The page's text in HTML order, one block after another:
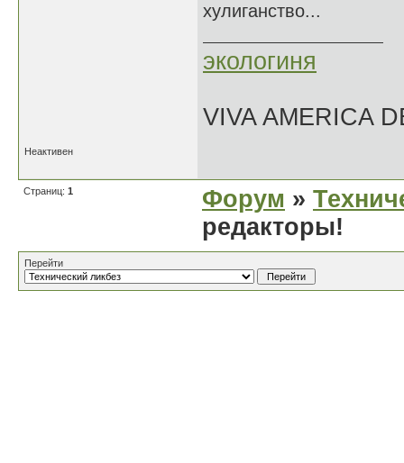
хулиганство...
экологиня
VIVA AMERICA
Неактивен
Страниц: 1 Форум »
редакторы!
Перейти